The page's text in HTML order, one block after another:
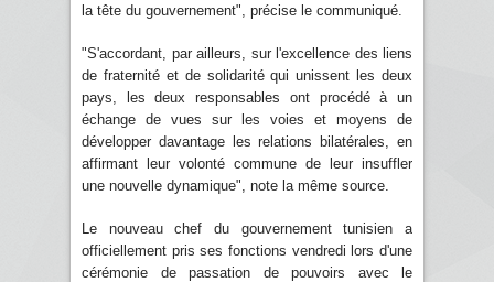
la tête du gouvernement", précise le communiqué.
"S'accordant, par ailleurs, sur l'excellence des liens
de fraternité et de solidarité qui unissent les deux
pays, les deux responsables ont procédé à un
échange de vues sur les voies et moyens de
développer davantage les relations bilatérales, en
affirmant leur volonté commune de leur insuffler
une nouvelle dynamique", note la même source.
Le nouveau chef du gouvernement tunisien a
officiellement pris ses fonctions vendredi lors d'une
cérémonie de passation de pouvoirs avec le